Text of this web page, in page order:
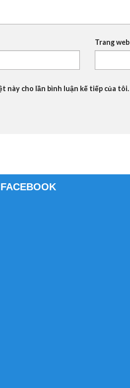
Trang web
này cho lần bình luận kế tiếp của tôi.
FACEBOOK